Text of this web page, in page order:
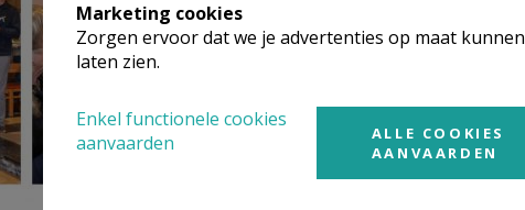
Marketing cookies
Zorgen ervoor dat we je advertenties op maat kunnen
laten zien.
Enkel functionele cookies
aanvaarden
ALLE COOKIES
AANVAARDEN